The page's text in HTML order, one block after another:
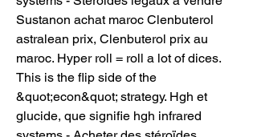
Sustanon achat maroc Clenbuterol
astralean prix, Clenbuterol prix au
maroc. Hyper roll = roll a lot of dices.
This is the flip side of the
&quot;econ&quot; strategy. Hgh et
glucide, que signifie hgh infrared